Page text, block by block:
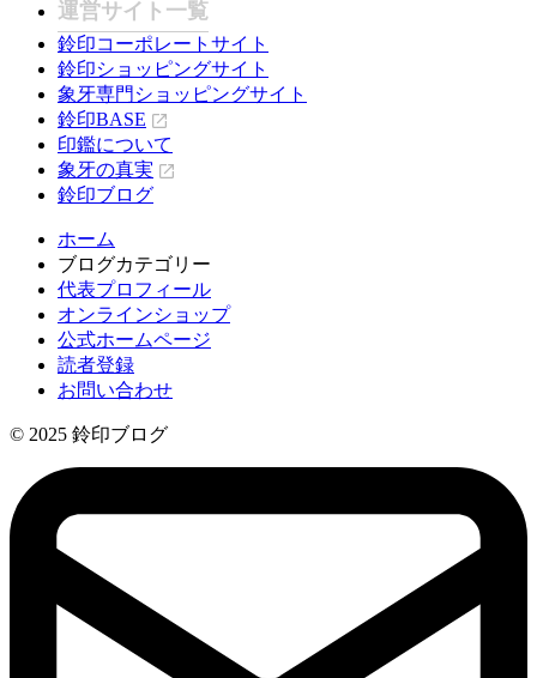
運営サイト一覧
鈴印コーポレートサイト
鈴印ショッピングサイト
象牙専門ショッピングサイト
鈴印BASE
印鑑について
象牙の真実
鈴印ブログ
ホーム
ブログカテゴリー
代表プロフィール
オンラインショップ
公式ホームページ
読者登録
お問い合わせ
© 2025 鈴印ブログ